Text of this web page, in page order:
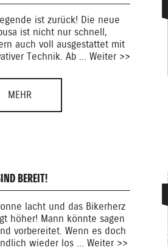
ist zurück! Die neue
ist nicht nur schnell,
auch voll ausgestattet mit
Technik. Ab ... Weiter >>
MEHR
BEREIT!
lacht und das Bikerherz
höher! Mann könnte sagen
vorbereitet. Wenn es doch
wieder los ... Weiter >>